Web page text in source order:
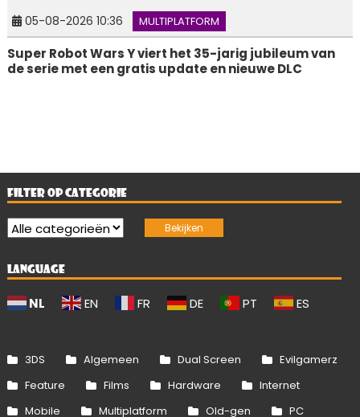
05-08-2026 10:36 MULTIPLATFORM
Super Robot Wars Y viert het 35-jarig jubileum van
de serie met een gratis update en nieuwe DLC
FILTER OP CATEGORIE
LANGUAGE
NL EN FR DE PT ES
3DS Algemeen Dual Screen
Evilgamerz
Feature
Films Hardware
Internet
Mobile
Multiplatform Old-gen PC